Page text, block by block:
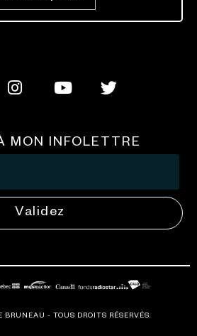
MON INFOLETTRE
Validez
BRUNEAU - TOUS DROITS RÉSERVÉS.